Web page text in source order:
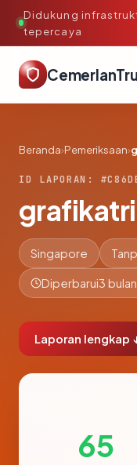
Didukung
tepercaya
Beranda›Pemeriksaan›
ID LAPORAN:
Singapore
Diperbarui3
Laporan lengkap
65